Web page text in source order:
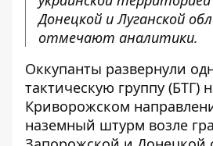
Донецкой и Луганской
отмечают аналитики.
Оккупанты развернули
тактическую группу (БТГ)
Криворожском
наземный штурм возле